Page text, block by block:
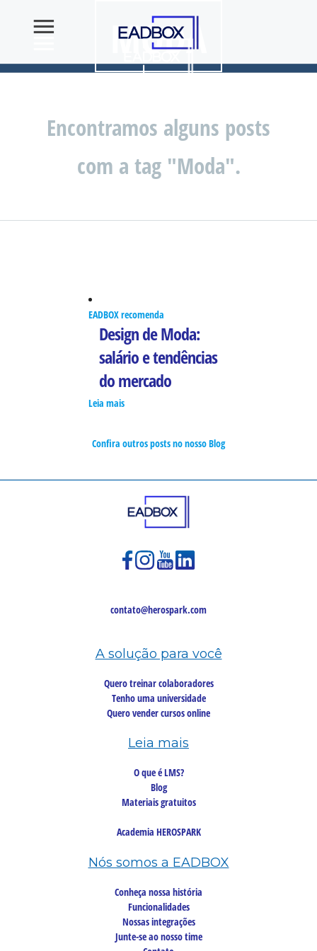
MODA
Encontramos alguns posts
com a tag "Moda".
EADBOX recomenda
Design de Moda:
salário e tendências
do mercado
Leia mais
Confira outros posts no nosso Blog
contato@herospark.com
A solução para você
Quero treinar colaboradores
Tenho uma universidade
Quero vender cursos online
Leia mais
O que é LMS?
Blog
Materiais gratuitos
Academia HEROSPARK
Nós somos a EADBOX
Conheça nossa história
Funcionalidades
Nossas integrações
Junte-se ao nosso time